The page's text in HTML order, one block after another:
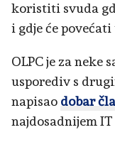
koristiti svuda
i gdje će
OLPC je za neke
usporediv s
napisao dobar
najdosadnijem